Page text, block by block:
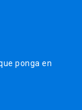
ponga en